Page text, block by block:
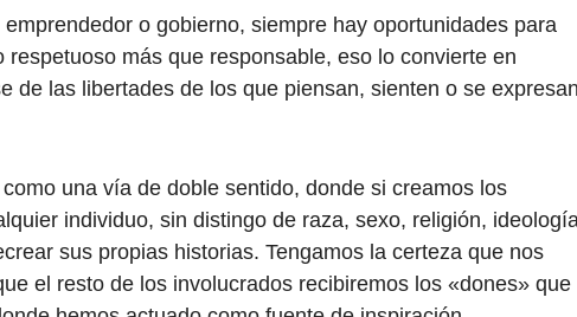
o gobierno, siempre hay oportunidades para
más que responsable, eso lo convierte en
de las libertades de los que piensan, sienten o se expresan
una vía de doble sentido, donde si creamos los
individuo, sin distingo de raza, sexo, religión, ideología
sus propias historias. Tengamos la certeza que nos
el resto de los involucrados recibiremos los «dones» que